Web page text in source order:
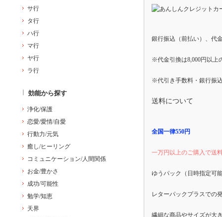
銀行振込（前払い）、代
※代金引換は8,000円以上
※代引き手数料・銀行振
送料について
全国一律550円
一万円以上のご購入で送
ゆうパック（日時指定可
レターパックプラスでの
繊細な商品やサイズが大
サ行
タ行
ハ行
マ行
ヤ行
ラ行
効能から探す
浄化/保護
恋愛/愛情/自愛
行動力/元気
癒し/ヒーリング
コミュニケーション/人間関係
お金/豊かさ
成功/可能性
勉学/知恵
天界